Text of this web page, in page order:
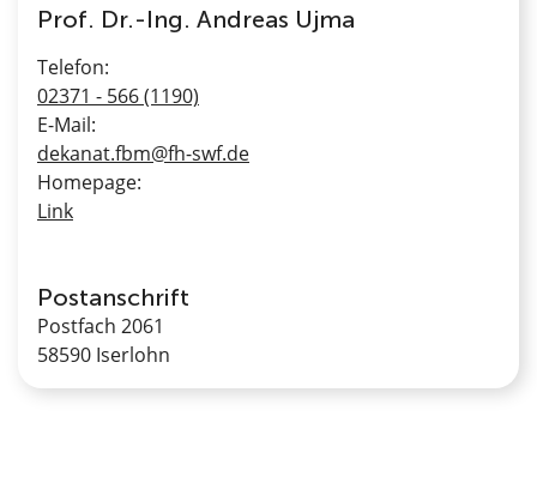
Prof. Dr.-Ing. Andreas Ujma
Telefon:
02371 - 566 (1190)
E-Mail:
dekanat.fbm@fh-swf.de
Homepage:
Link
Postanschrift
Postfach 2061
58590 Iserlohn